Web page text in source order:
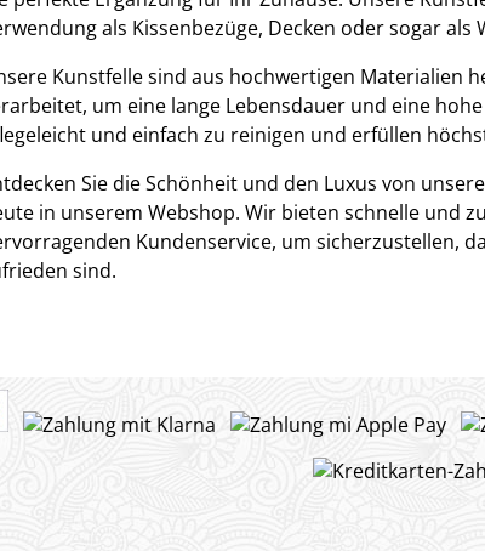
als Kissenbezüge, Decken oder sogar als
Kunstfelle sind aus hochwertigen Materialien
um eine lange Lebensdauer und eine
und einfach zu reinigen und erfüllen
Sie die Schönheit und den Luxus von
in unserem Webshop. Wir bieten schnelle und
Kundenservice, um sicherzustellen,
sind.